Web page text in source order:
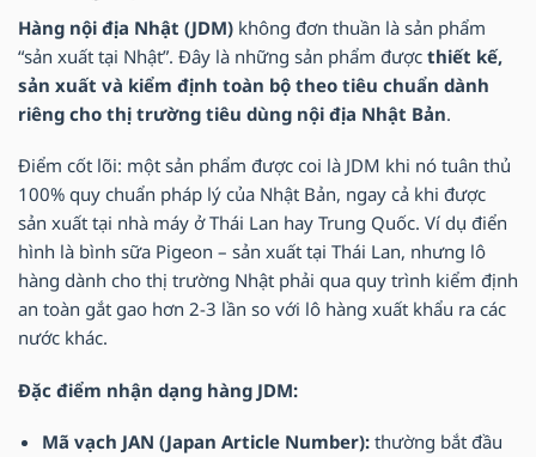
Hàng nội địa Nhật (JDM) không đơn thuần là sản phẩm
“sản xuất tại Nhật”. Đây là những sản phẩm được thiết kế,
sản xuất và kiểm định toàn bộ theo tiêu chuẩn dành
riêng cho thị trường tiêu dùng nội địa Nhật Bản.
Điểm cốt lõi: một sản phẩm được coi là JDM khi nó tuân thủ
100% quy chuẩn pháp lý của Nhật Bản, ngay cả khi được
sản xuất tại nhà máy ở Thái Lan hay Trung Quốc. Ví dụ điển
hình là bình sữa Pigeon – sản xuất tại Thái Lan, nhưng lô
hàng dành cho thị trường Nhật phải qua quy trình kiểm định
an toàn gắt gao hơn 2-3 lần so với lô hàng xuất khẩu ra các
nước khác.
Đặc điểm nhận dạng hàng JDM:
Mã vạch JAN (Japan Article Number):thường bắt đầu